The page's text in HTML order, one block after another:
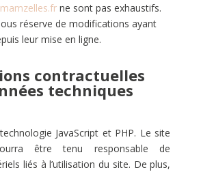
ne sont pas exhaustifs.
réserve de modifications ayant
leur mise en ligne.
contractuelles
techniques
JavaScript et PHP. Le site
être tenu responsable de
liés à l’utilisation du site. De plus,